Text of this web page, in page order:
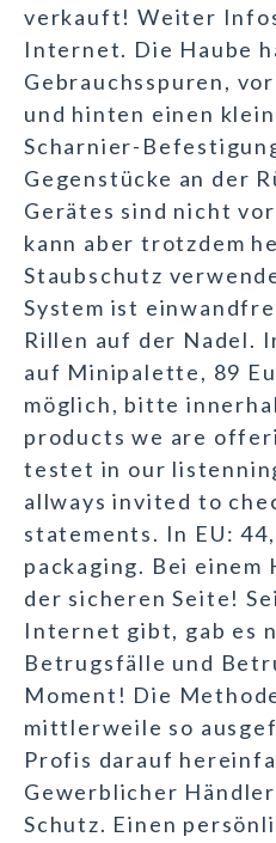
verkauft! Weiter
Internet. Die Haube
Gebrauchsspuren,
und hinten einen
Scharnier-
Gegenstücke an der
Gerätes sind nicht
kann aber trotzdem
Staubschutz
System ist
Rillen auf der Nadel.
auf Minipalette, 89
möglich, bitte
products we are
testet in our
allways invited to
statements. In EU:
packaging. Bei einem
der sicheren Seite!
Internet gibt, gab es
Betrugsfälle und
Moment! Die
mittlerweile so
Profis darauf
Gewerblicher
Schutz. Einen